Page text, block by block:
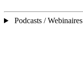
Podcasts / Webinaires